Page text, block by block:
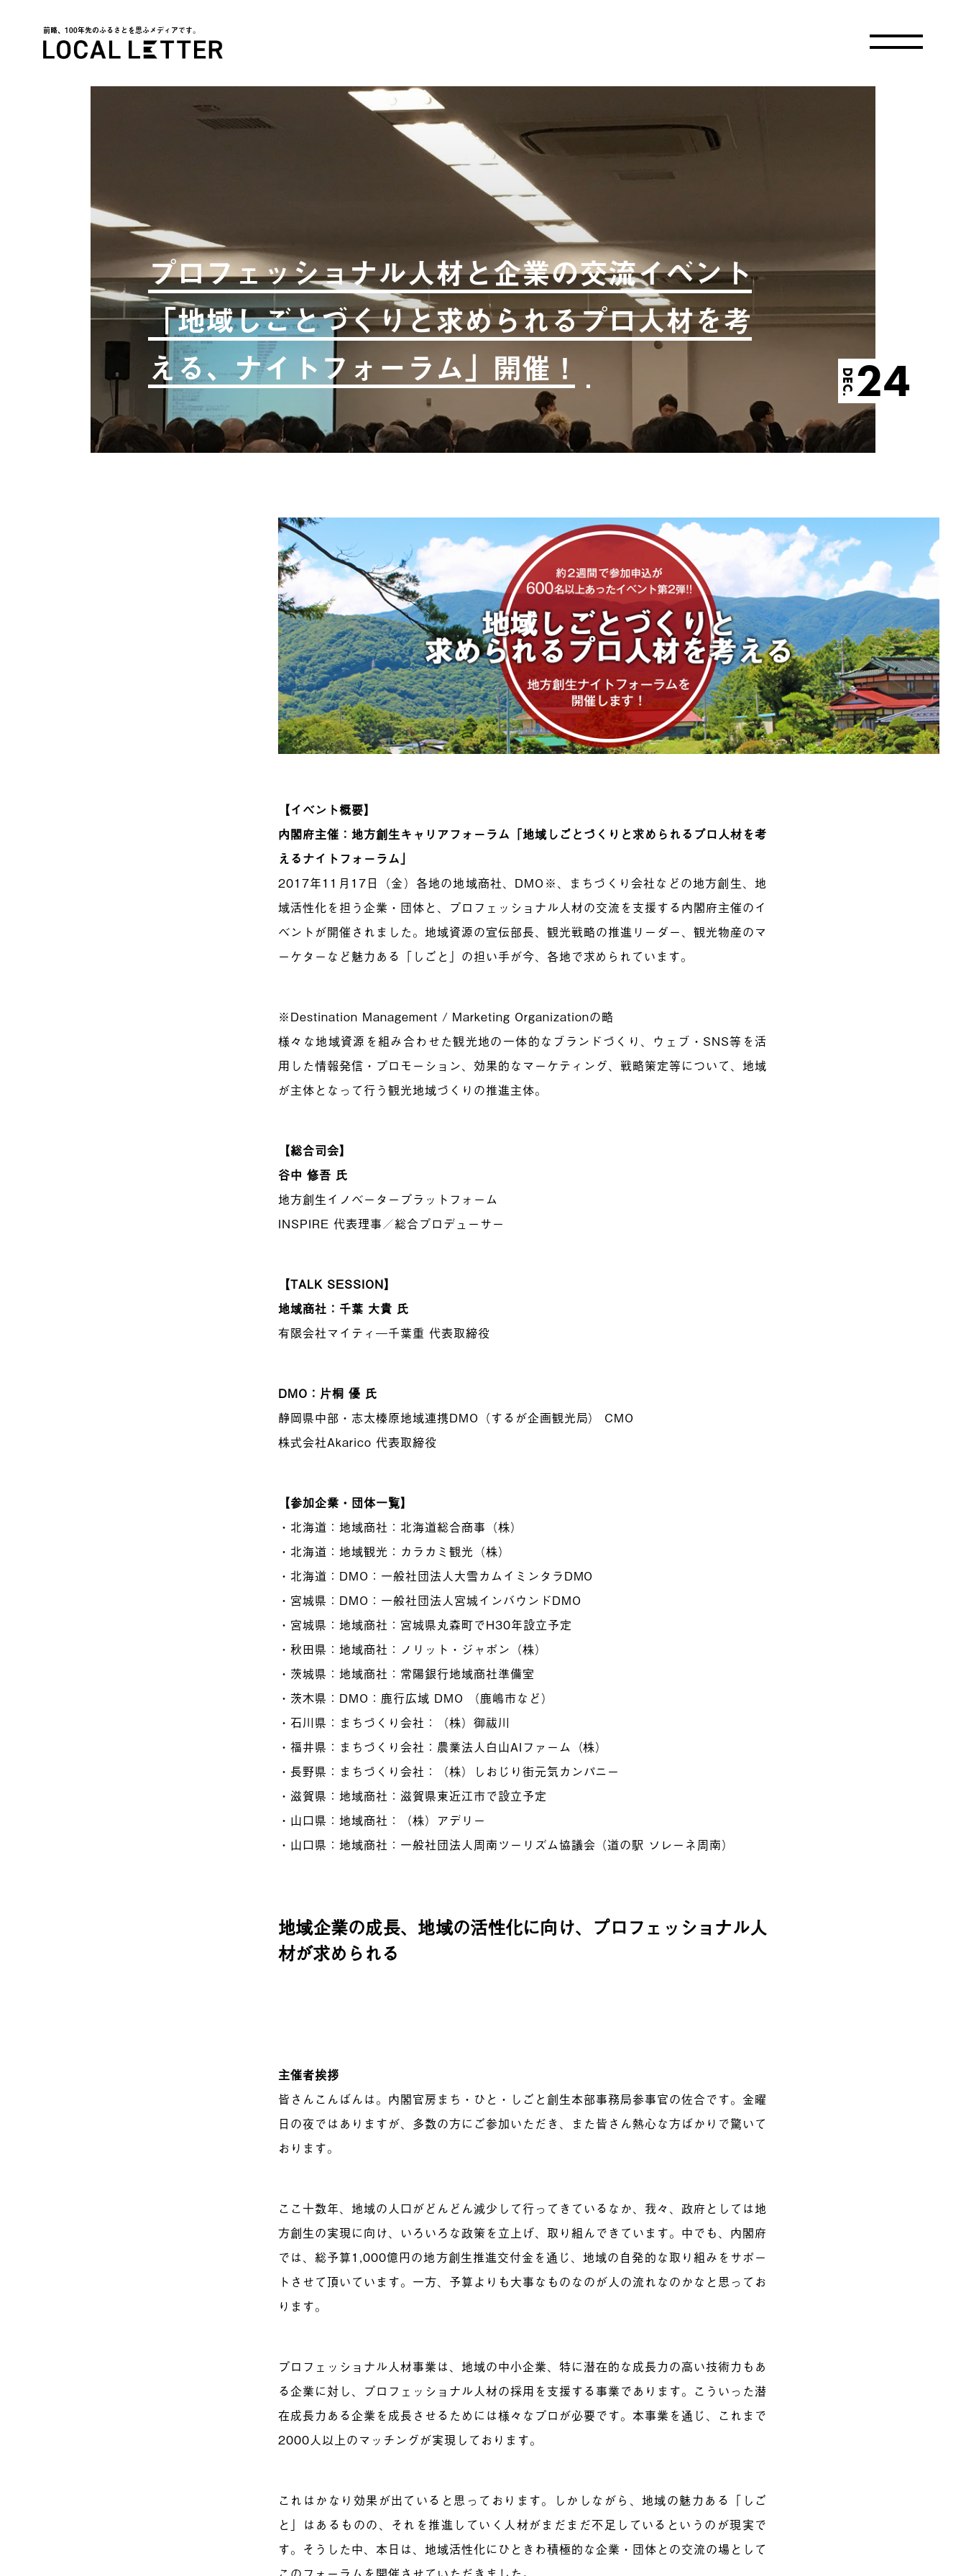
前略、100年先のふるさとを思ふメディアです。
プロフェッショナル人材と企業の交流イベント
「地域しごとづくりと求められるプロ人材を考
える、ナイトフォーラム」開催！
DEC.24
【イベント概要】
内閣府主催：地方創生キャリアフォーラム「地域しごとづくりと求められるプロ人材を考
えるナイトフォーラム」
2017年11月17日（金）各地の地域商社、DMO※、まちづくり会社などの地方創生、地
域活性化を担う企業・団体と、プロフェッショナル人材の交流を支援する内閣府主催のイ
ベントが開催されました。地域資源の宣伝部長、観光戦略の推進リーダー、観光物産のマ
ーケターなど魅力ある「しごと」の担い手が今、各地で求められています。
※Destination Management / Marketing Organizationの略
様々な地域資源を組み合わせた観光地の一体的なブランドづくり、ウェブ・SNS等を活
用した情報発信・プロモーション、効果的なマーケティング、戦略策定等について、地域
が主体となって行う観光地域づくりの推進主体。
【総合司会】
谷中 修吾 氏
地方創生イノベータープラットフォーム
INSPIRE 代表理事／総合プロデューサー
【TALK SESSION】
地域商社：千葉 大貴 氏
有限会社マイティ―千葉重 代表取締役
DMO：片桐 優 氏
静岡県中部・志太榛原地域連携DMO（するが企画観光局） CMO
株式会社Akarico 代表取締役
【参加企業・団体一覧】
・北海道：地域商社：北海道総合商事（株）
・北海道：地域観光：カラカミ観光（株）
・北海道：DMO：一般社団法人大雪カムイミンタラDMO
・宮城県：DMO：一般社団法人宮城インバウンドDMO
・宮城県：地域商社：宮城県丸森町でH30年設立予定
・秋田県：地域商社：ノリット・ジャポン（株）
・茨城県：地域商社：常陽銀行地域商社準備室
・茨木県：DMO：鹿行広域 DMO （鹿嶋市など）
・石川県：まちづくり会社：（株）御祓川
・福井県：まちづくり会社：農業法人白山AIファーム（株）
・長野県：まちづくり会社：（株）しおじり街元気カンパニー
・滋賀県：地域商社：滋賀県東近江市で設立予定
・山口県：地域商社：（株）アデリー
・山口県：地域商社：一般社団法人周南ツーリズム協議会（道の駅 ソレーネ周南）
地域企業の成長、地域の活性化に向け、プロフェッショナル人
材が求められる
主催者挨拶
皆さんこんばんは。内閣官房まち・ひと・しごと創生本部事務局参事官の佐合です。金曜
日の夜ではありますが、多数の方にご参加いただき、また皆さん熱心な方ばかりで驚いて
おります。
ここ十数年、地域の人口がどんどん減少して行ってきているなか、我々、政府としては地
方創生の実現に向け、いろいろな政策を立上げ、取り組んできています。中でも、内閣府
では、総予算1,000億円の地方創生推進交付金を通じ、地域の自発的な取り組みをサポー
トさせて頂いています。一方、予算よりも大事なものなのが人の流れなのかなと思ってお
ります。
プロフェッショナル人材事業は、地域の中小企業、特に潜在的な成長力の高い技術力もあ
る企業に対し、プロフェッショナル人材の採用を支援する事業であります。こういった潜
在成長力ある企業を成長させるためには様々なプロが必要です。本事業を通じ、これまで
2000人以上のマッチングが実現しております。
これはかなり効果が出ていると思っております。しかしながら、地域の魅力ある「しご
と」はあるものの、それを推進していく人材がまだまだ不足しているというのが現実で
す。そうした中、本日は、地域活性化にひときわ積極的な企業・団体との交流の場として